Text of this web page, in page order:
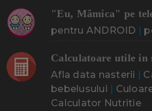
"Eu, Mămica" pe
pentru ANDROID |
Calculatoare utile in
Afla data nasterii |
bebelusului |
Calculator Nutritie